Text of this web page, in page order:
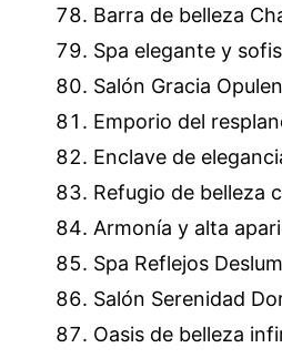
Barra de belleza
Spa elegante y
Salón Gracia
Emporio del
Enclave de
Refugio de belleza
Armonía y alta
Spa Reflejos
Salón Serenidad
Oasis de belleza